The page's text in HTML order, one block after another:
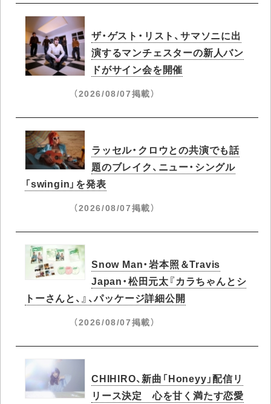
ザ・ゲスト・リスト、サマソニに出
演するマンチェスターの新人バン
ドがサイン会を開催
（2026/08/07掲載）
ラッセル・クロウとの共演でも話
題のブレイク、ニュー・シングル
「swingin」を発表
（2026/08/07掲載）
Snow Man・岩本照＆Travis
Japan・松田元太『カラちゃんとシ
トーさんと、』、パッケージ詳細公開
（2026/08/07掲載）
CHIHIRO、新曲「Honeyy」配信リ
リース決定 心を甘く満たす恋愛